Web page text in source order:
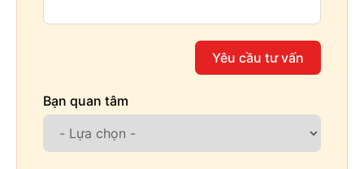
Yêu cầu tư vấn
Bạn quan tâm